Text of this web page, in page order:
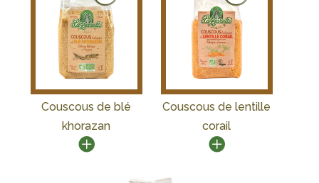
Couscous de blé
khorazan
Couscous de lentille
corail